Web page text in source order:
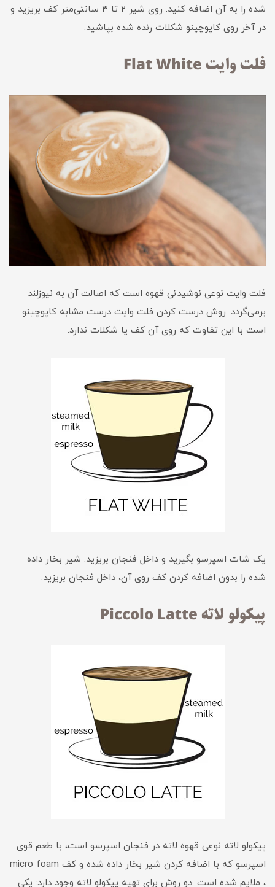
شده را به آن اضافه کنید. روی شیر ۲ تا ۳ سانتی‌متر کف بریزید و
در آخر روی کاپوچینو شکلات رنده شده بپاشید.
فلت وایت Flat White
فلت وایت نوعی نوشیدنی قهوه است که اصالت آن به نیوزلند
برمی‌گردد. روش درست کردن فلت وایت درست مشابه کاپوچینو
است با این تفاوت که روی آن کف یا شکلات ندارد.
یک شات اسپرسو بگیرید و داخل فنجان بریزید. شیر بخار داده
شده را بدون اضافه کردن کف روی آن، داخل فنجان بریزید.
پیکولو لاته Piccolo Latte
پیکولو لاته نوعی قهوه لاته در فنجان اسپرسو است، با طعم قوی
اسپرسو که با اضافه کردن شیر بخار داده شده و کف micro foam
، ملایم شده است. دو روش برای تهیه پیکولو لاته وجود دارد: یکی